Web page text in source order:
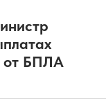
от БПЛА